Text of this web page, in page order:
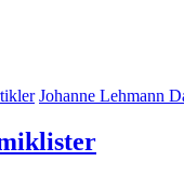
Johanne Lehmann